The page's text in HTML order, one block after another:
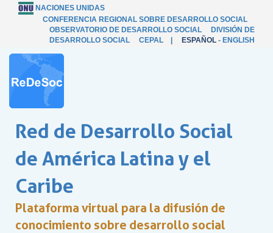
NACIONES UNIDAS
CONFERENCIA REGIONAL SOBRE DESARROLLO SOCIAL
OBSERVATORIO DE DESARROLLO SOCIAL
DIVISIÓN DE
DESARROLLO SOCIAL
CEPAL ESPAÑOL - ENGLISH
Red de Desarrollo Social
de América Latina y el
Caribe
Plataforma virtual para la difusión de
conocimiento sobre desarrollo social